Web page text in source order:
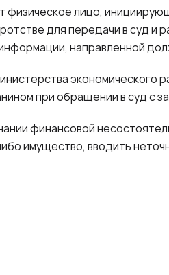
лицо,
для передачи в суд
направленной
при обращении в суд с
финансовой
имущество, вводить